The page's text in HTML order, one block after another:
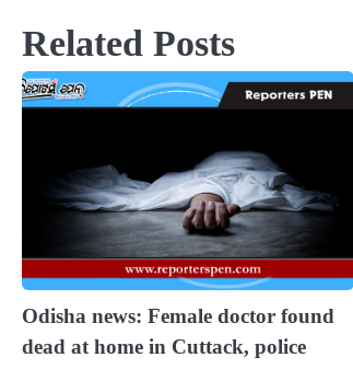
Related Posts
Odisha news: Female doctor found
dead at home in Cuttack, police